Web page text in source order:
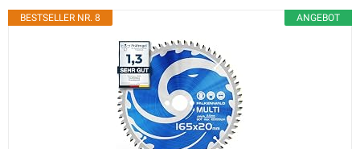
ANGEBOT
BESTSELLER NR. 8